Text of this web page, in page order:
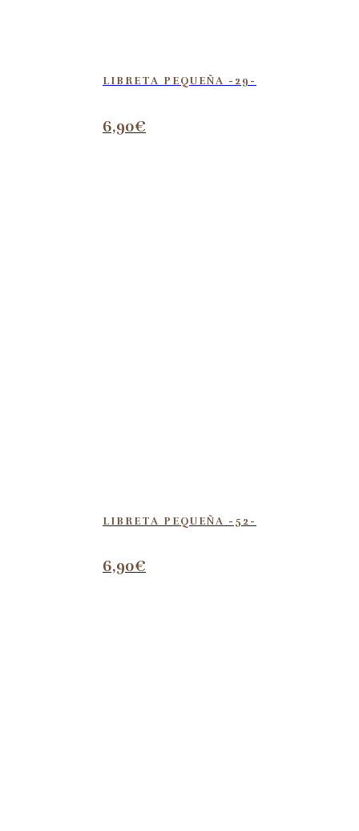
LIBRETA PEQUEÑA -29-
6,90€
LIBRETA PEQUEÑA -52-
6,90€